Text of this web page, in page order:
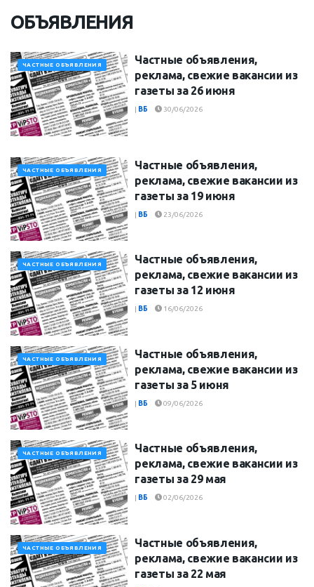
ОБЪЯВЛЕНИЯ
ЧАСТНЫЕ ОБЪЯВЛЕНИЯ
Частные объявления,
реклама, свежие вакансии из
газеты за 26 июня
| ВБ 30/06/2026
ЧАСТНЫЕ ОБЪЯВЛЕНИЯ
Частные объявления,
реклама, свежие вакансии из
газеты за 19 июня
| ВБ 23/06/2026
ЧАСТНЫЕ ОБЪЯВЛЕНИЯ
Частные объявления,
реклама, свежие вакансии из
газеты за 12 июня
| ВБ 16/06/2026
ЧАСТНЫЕ ОБЪЯВЛЕНИЯ
Частные объявления,
реклама, свежие вакансии из
газеты за 5 июня
| ВБ 09/06/2026
ЧАСТНЫЕ ОБЪЯВЛЕНИЯ
Частные объявления,
реклама, свежие вакансии из
газеты за 29 мая
| ВБ 02/06/2026
ЧАСТНЫЕ ОБЪЯВЛЕНИЯ
Частные объявления,
реклама, свежие вакансии из
газеты за 22 мая